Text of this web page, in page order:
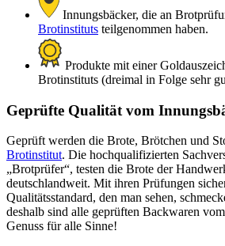
Innungsbäcker, die an
Brotinstituts teilgenommen haben.
Produkte mit einer
Brotinstituts (dreimal in Folge sehr
Geprüfte Qualität vom
Geprüft werden die Brote, Brötchen und
Brotinstitut. Die hochqualifizierten
„Brotprüfer“, testen die Brote der
deutschlandweit. Mit ihren Prüfungen
Qualitätsstandard, den man sehen,
deshalb sind alle geprüften Backwaren
Genuss für alle Sinne!